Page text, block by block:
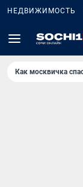
НЕДВИЖИМОСТЬ
Как москвичка